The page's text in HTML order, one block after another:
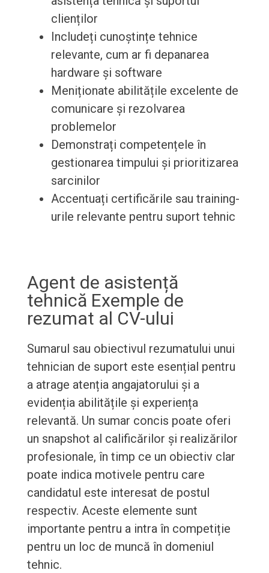
clienților
Includeți cunoștințe tehnice
relevante, cum ar fi depanarea
hardware și software
Meniționate abilitățile excelente de
comunicare și rezolvarea
problemelor
Demonstrați competențele în
gestionarea timpului și prioritizarea
sarcinilor
Accentuați certificările sau training-
urile relevante pentru suport tehnic
Agent de asistență
tehnică Exemple de
rezumat al CV-ului
Sumarul sau obiectivul rezumatului unui
tehnician de suport este esențial pentru
a atrage atenția angajatorului și a
evidenția abilitățile și experiența
relevantă. Un sumar concis poate oferi
un snapshot al calificărilor și realizărilor
profesionale, în timp ce un obiectiv clar
poate indica motivele pentru care
candidatul este interesat de postul
respectiv. Aceste elemente sunt
importante pentru a intra în competiție
pentru un loc de muncă în domeniul
tehnic.